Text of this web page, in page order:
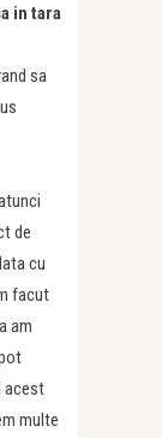
in tara
sa
de
cu
facut
am
acest
multe